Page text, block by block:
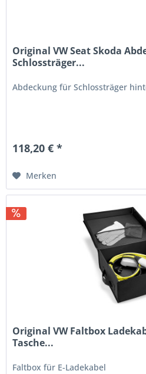
Original VW Seat Skoda
Schlossträger...
Abdeckung für Schlossträger
118,20 € *
Merken
Original VW Faltbox
Tasche...
Faltbox für E-Ladekabel